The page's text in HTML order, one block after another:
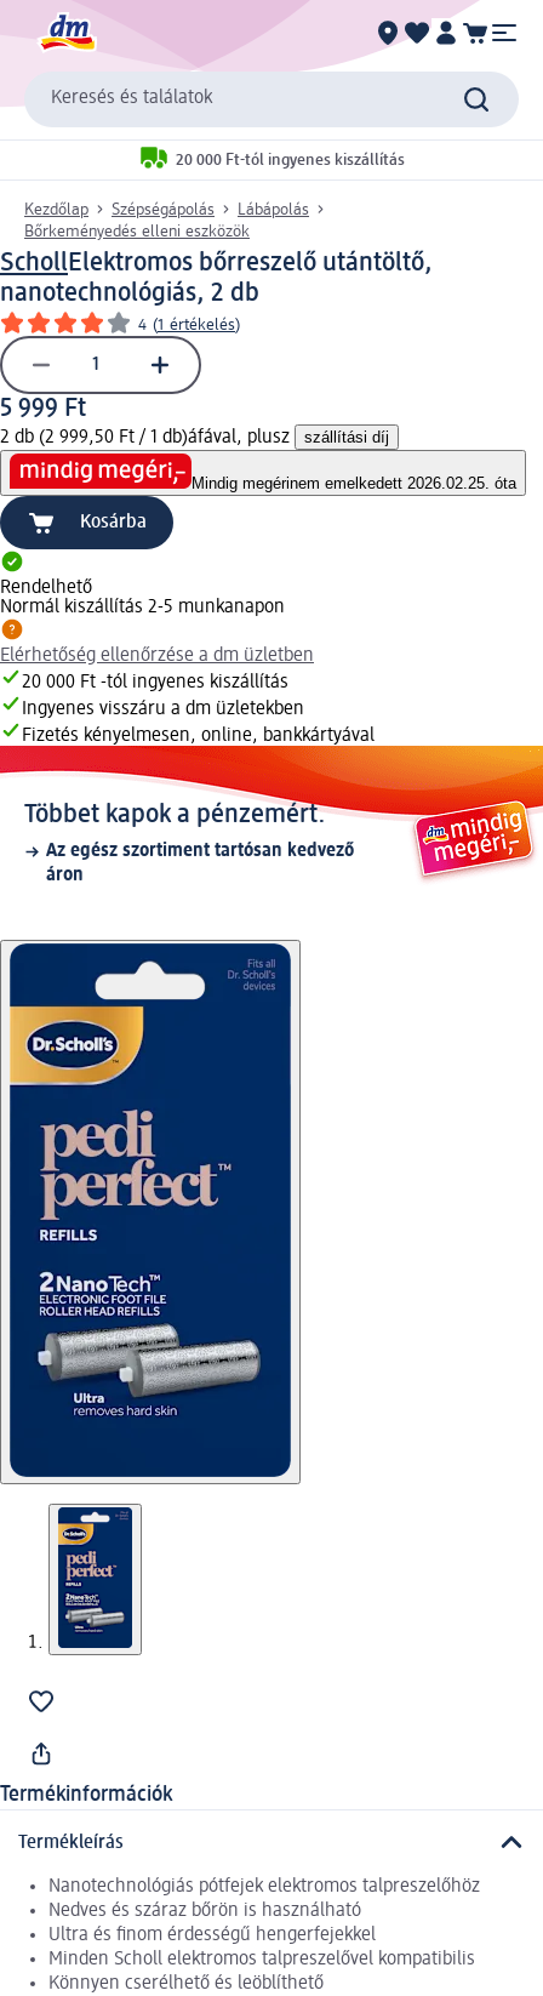
Keresés és találatok
20 000 Ft-tól ingyenes kiszállítás
Kezdőlap Szépségápolás
Lábápolás
Bőrkeményedés elleni eszközök
SchollElektromos bőrreszelő utántöltő,
nanotechnológiás, 2 db
4 (1 értékelés)
5 999 Ft
2 db (2 999,50 Ft / 1 db)áfával, plusz szállítási díj
Mindig megérinem emelkedett 2026.02.25. óta
Kosárba
Rendelhető
Normál kiszállítás 2-5 munkanapon
Elérhetőség ellenőrzése a dm üzletben
20 000 Ft -tól ingyenes kiszállítás
Ingyenes visszáru a dm üzletekben
Fizetés kényelmesen, online, bankkártyával
Többet kapok a pénzemért.
Az egész szortiment tartósan kedvező
áron
Termékinformációk
Termékleírás
Nanotechnológiás pótfejek elektromos talpreszelőhöz
Nedves és száraz bőrön is használható
Ultra és finom érdességű hengerfejekkel
Minden Scholl elektromos talpreszelővel kompatibilis
Könnyen cserélhető és leöblíthető